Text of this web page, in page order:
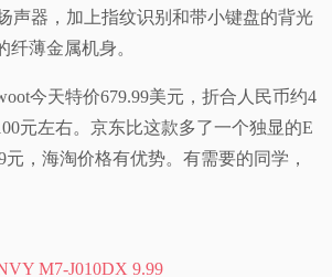
声器，加上指纹识别和带小键盘的背光
纤薄金属机身。
今天特价679.99美元，折合人民币约4
元左右。京东比这款多了一个独显的E
元，海淘价格有优势。有需要的同学，